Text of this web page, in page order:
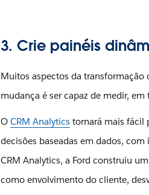
3. Crie painéis
Muitos aspectos da transformação
mudança é ser capaz de medir,
OCRM Analytics tornará mais fácil
decisões baseadas em dados,
CRM Analytics, a Ford construiu
como envolvimento do cliente,